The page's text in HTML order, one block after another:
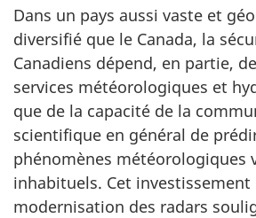
Dans un pays aussi vaste et
diversifié que le Canada, la
Canadiens dépend, en partie,
services météorologiques et
que de la capacité de la
scientifique en général de
phénomènes météorologiques
inhabituels. Cet investissement
modernisation des radars